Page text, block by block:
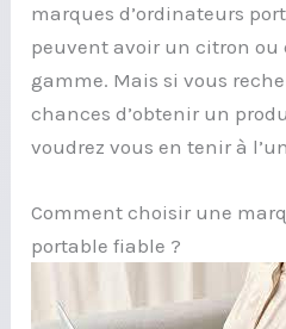
marques d’ordinateurs
peuvent avoir un citron ou
gamme. Mais si vous
chances d’obtenir un
voudrez vous en tenir à
Comment choisir une
portable fiable ?